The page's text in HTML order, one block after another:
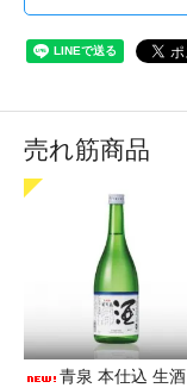
売れ筋商品
青泉 本仕込 生酒